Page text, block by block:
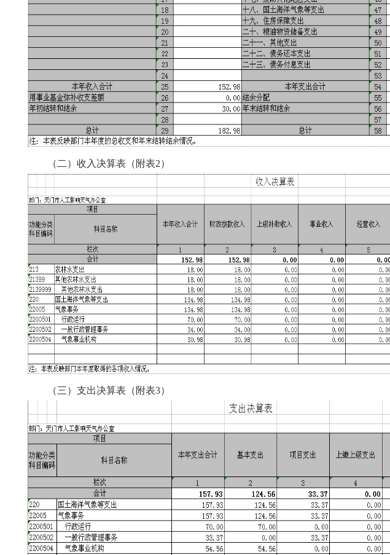
（二）收入决算表（附表2）
（三）支出决算表（附表3）